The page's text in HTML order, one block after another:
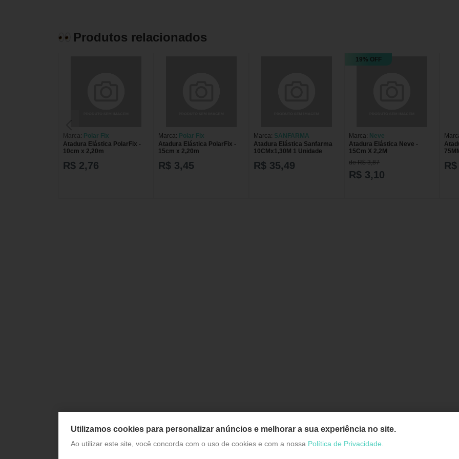
Produtos relacionados
Marca: Polar Fix
Atadura Elástica PolarFix -
10cm x 2,20m
R$ 2,76
Marca: Polar Fix
Atadura Elástica PolarFix -
15cm x 2,20m
R$ 3,45
Marca: SANFARMA
Atadura Elástica Sanfarma
10CMx1,30M 1 Unidade
R$ 35,49
19% OFF
Marca: Neve
Atadura Elástica Neve -
15Cm X 2,2M
de R$ 3,87
R$ 3,10
Utilizamos cookies para personalizar anúncios e melhorar a sua experiência no site.
Ao utilizar este site, você concorda com o uso de cookies e com a nossa Política de Privacidade.